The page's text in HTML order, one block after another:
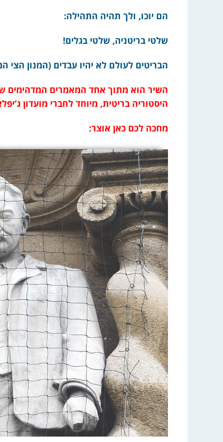
הם יוכו, ולך תהיה התהילה:
שלטי בריטניה, שלטי בגלים!
הבריטים לעולם לא יהיו עבדים (המנון הצי
השיר הוא מתוך אחד המאמרים המדהימים
היסטוריה בריטית, מיוחד לחברי מועדון
מחכה לכם כאן אוצר: